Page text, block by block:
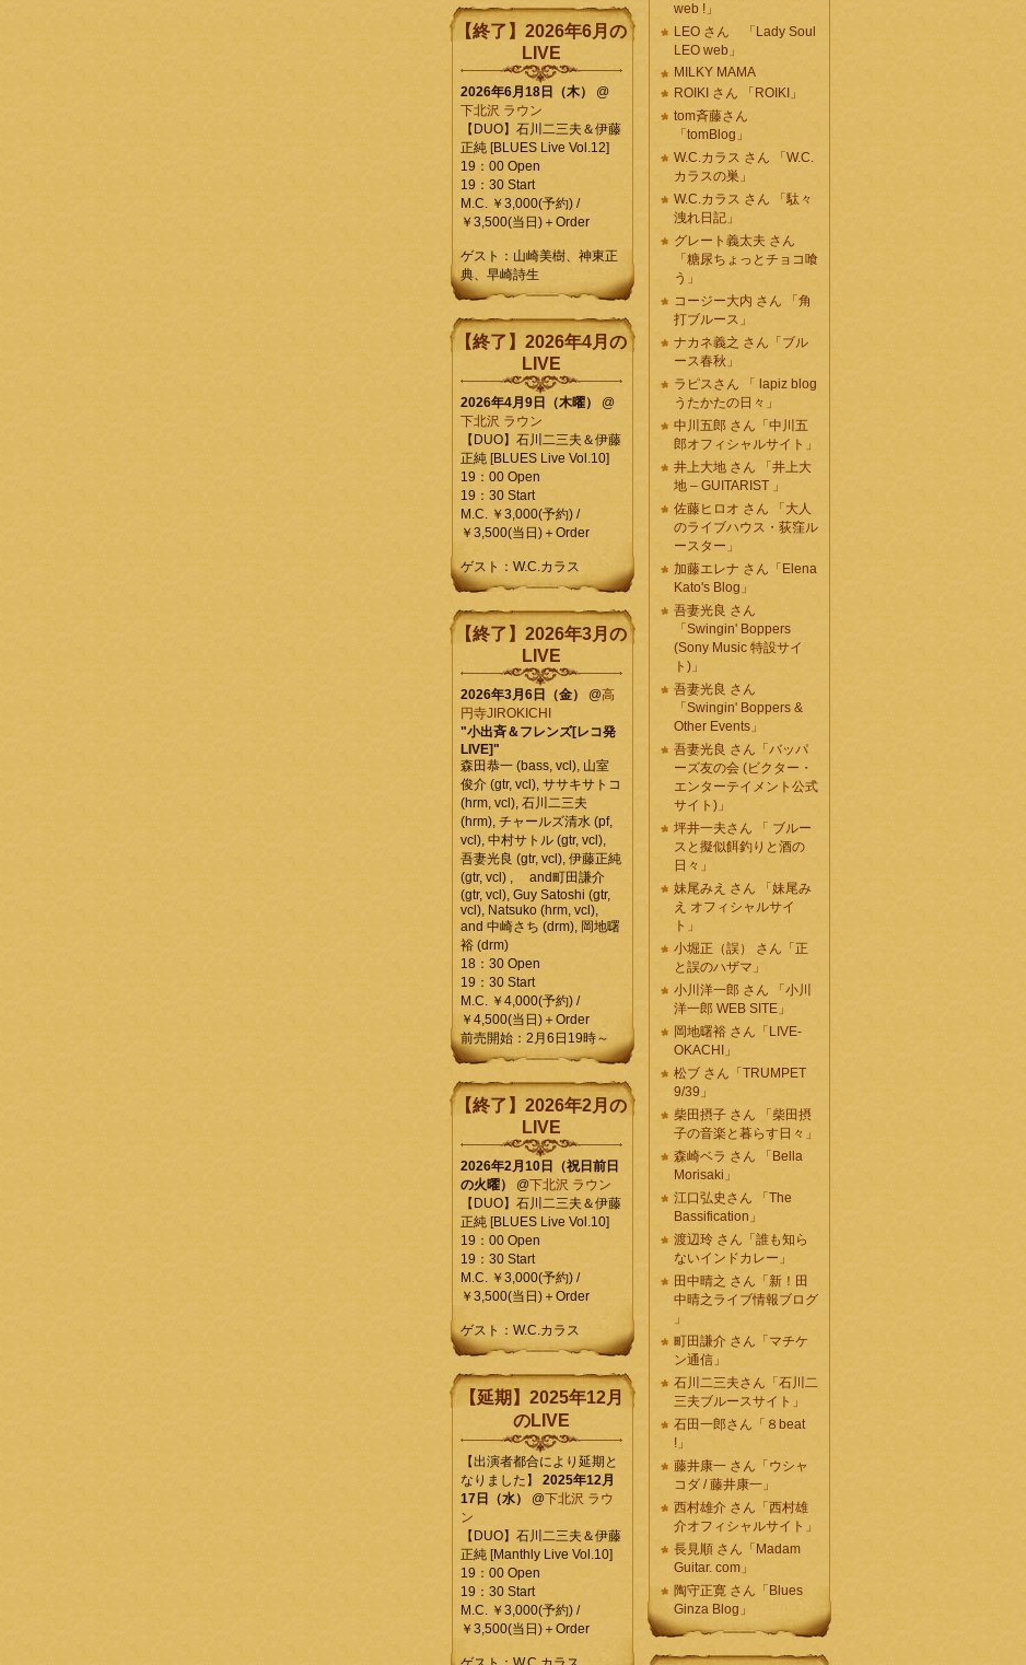
リ
ー
【終了】2026年6月の
LIVE
2026年6月18日（木）
@
下北沢 ラウン
【DUO】石川二三夫＆伊藤
正純 [BLUES Live Vol.12]
19：00 Open
19：30 Start
M.C. ￥3,000(予約) /
￥3,500(当日)＋Order
ゲスト：山崎美樹、神東正
典、早崎詩生
【終了】2026年4月の
LIVE
2026年4月9日（木曜）
@
下北沢 ラウン
【DUO】石川二三夫＆伊藤
正純 [BLUES Live Vol.10]
19：00 Open
19：30 Start
M.C. ￥3,000(予約) /
￥3,500(当日)＋Order
ゲスト：W.C.カラス
【終了】2026年3月の
LIVE
2026年3月6日（金） @高
円寺JIROKICHI
"小出斉＆フレンズ[レコ発
LIVE]"
森田恭一 (bass, vcl), 山室
俊介 (gtr, vcl), ササキサトコ
(hrm, vcl), 石川二三夫
(hrm), チャールズ清水 (pf,
vcl), 中村サトル (gtr, vcl),
吾妻光良 (gtr, vcl), 伊藤正純
(gtr, vcl) , and町田謙介
(gtr, vcl), Guy Satoshi (gtr,
vcl), Natsuko (hrm, vcl),
and 中崎さち (drm), 岡地曙
裕 (drm)
18：30 Open
19：30 Start
M.C. ￥4,000(予約) /
￥4,500(当日)＋Order
前売開始：2月6日19時～
【終了】2026年2月の
LIVE
2026年2月10日（祝日前日
の火曜）
@下北沢 ラウン
【DUO】石川二三夫＆伊藤
正純 [BLUES Live Vol.10]
19：00 Open
19：30 Start
M.C. ￥3,000(予約) /
￥3,500(当日)＋Order
ゲスト：W.C.カラス
【延期】2025年12月
のLIVE
【出演者都合により延期と
なりました】 2025年12月
17日（水）
@下北沢 ラウ
ン
【DUO】石川二三夫＆伊藤
正純 [Manthly Live Vol.10]
19：00 Open
19：30 Start
M.C. ￥3,000(予約) /
￥3,500(当日)＋Order
web !」
LEO さん 「Lady Soul
LEO web」
MILKY MAMA
ROIKI さん 「ROIKI」
tom斉藤さん
「tomBlog」
W.C.カラス さん 「W.C.
カラスの巣」
W.C.カラス さん 「駄々
洩れ日記」
グレート義太夫 さん
「糖尿ちょっとチョコ喰
う」
コージー大内 さん 「角
打ブルース」
ナカネ義之 さん「ブル
ース春秋」
ラピスさん 「 lapiz blog
うたかたの日々」
中川五郎 さん「中川五
郎オフィシャルサイト」
井上大地 さん 「井上大
地 – GUITARIST 」
佐藤ヒロオ さん 「大人
のライブハウス・荻窪ル
ースター」
加藤エレナ さん「Elena
Kato's Blog」
吾妻光良 さん
「Swingin' Boppers
(Sony Music 特設サイ
ト)」
吾妻光良 さん
「Swingin' Boppers &
Other Events」
吾妻光良 さん「バッパ
ーズ友の会 (ビクター・
エンターテイメント公式
サイト)」
坪井一夫さん 「 ブルー
スと擬似餌釣りと酒の
日々」
妹尾みえ さん 「妹尾み
え オフィシャルサイ
ト」
小堀正（誤） さん「正
と誤のハザマ」
小川洋一郎 さん 「小川
洋一郎 WEB SITE」
岡地曙裕 さん「LIVE-
OKACHI」
松ブ さん「TRUMPET
9/39」
柴田摂子 さん 「柴田摂
子の音楽と暮らす日々」
森崎ベラ さん 「Bella
Morisaki」
江口弘史さん 「The
Bassification」
渡辺玲 さん「誰も知ら
ないインドカレー」
田中晴之 さん「新！田
中晴之ライブ情報ブログ
」
町田謙介 さん「マチケ
ン通信」
石川二三夫さん「石川二
三夫ブルースサイト」
石田一郎さん「８beat
!」
藤井康一 さん「ウシャ
コダ / 藤井康一」
西村雄介 さん「西村雄
介オフィシャルサイト」
長見順 さん「Madam
Guitar. com」
陶守正寛 さん「Blues
Ginza Blog」